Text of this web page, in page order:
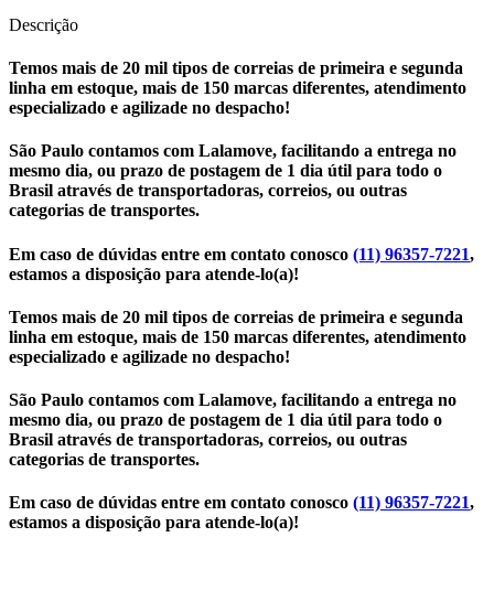
Descrição
Temos mais de 20 mil tipos de correias de primeira e segunda
linha em estoque, mais de 150 marcas diferentes, atendimento
especializado e agilizade no despacho!
São Paulo contamos com Lalamove, facilitando a entrega no
mesmo dia, ou prazo de postagem de 1 dia útil para todo o
Brasil através de transportadoras, correios, ou outras
categorias de transportes.
Em caso de dúvidas entre em contato conosco (11) 96357-7221,
estamos a disposição para atende-lo(a)!
Temos mais de 20 mil tipos de correias de primeira e segunda
linha em estoque, mais de 150 marcas diferentes, atendimento
especializado e agilizade no despacho!
São Paulo contamos com Lalamove, facilitando a entrega no
mesmo dia, ou prazo de postagem de 1 dia útil para todo o
Brasil através de transportadoras, correios, ou outras
categorias de transportes.
Em caso de dúvidas entre em contato conosco (11) 96357-7221,
estamos a disposição para atende-lo(a)!